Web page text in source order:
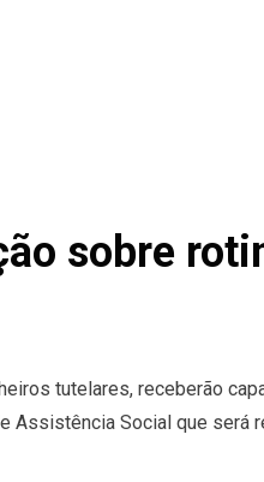
sobre
tutelares, receberão
Assistência Social que será